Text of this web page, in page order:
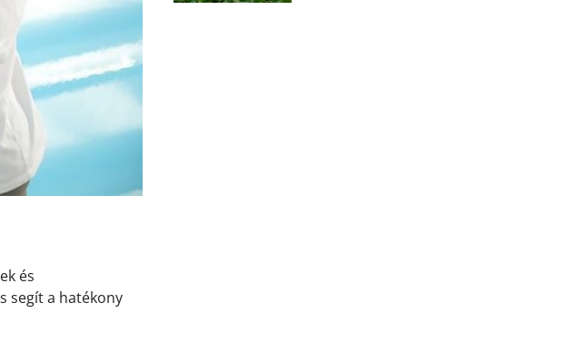
és
segít a hatékony